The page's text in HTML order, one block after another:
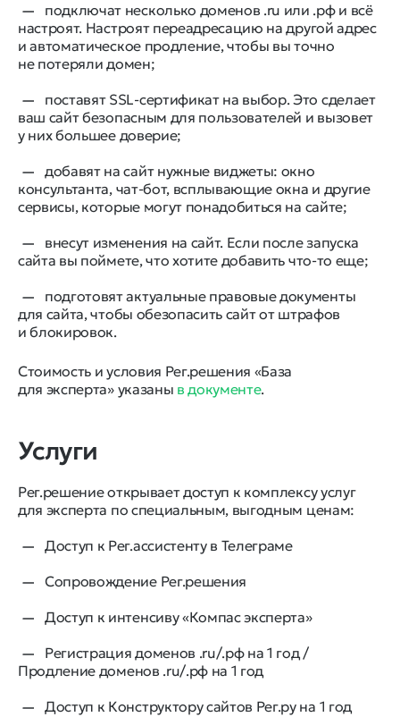
подключат несколько доменов .ru или .рф и всё
настроят. Настроят переадресацию на другой адрес
и автоматическое продление, чтобы вы точно
не потеряли домен;
поставят SSL-сертификат на выбор. Это сделает
ваш сайт безопасным для пользователей и вызовет
у них большее доверие;
добавят на сайт нужные виджеты: окно
консультанта, чат-бот, всплывающие окна и другие
сервисы, которые могут понадобиться на сайте;
внесут изменения на сайт. Если после запуска
сайта вы поймете, что хотите добавить что-то еще;
подготовят актуальные правовые документы
для сайта, чтобы обезопасить сайт от штрафов
и блокировок.
Стоимость и условия Рег.решения «База
для эксперта» указаны в документе.
Услуги
Рег.решение открывает доступ к комплексу услуг
для эксперта по специальным, выгодным ценам:
Доступ к Рег.ассистенту в Телеграме
Сопровождение Рег.решения
Доступ к интенсиву «Компас эксперта»
Регистрация доменов .ru/.рф на 1 год /
Продление доменов .ru/.рф на 1 год
Доступ к Конструктору сайтов Рег.ру на 1 год